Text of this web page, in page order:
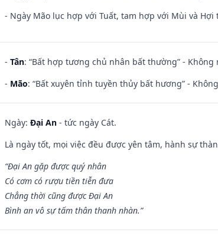
- Ngày Mão lục hợp với Tuất, tam hợp với Mùi và
- Tân: “Bất hợp tương chủ nhân bất thường” -
- Mão: “Bất xuyên tỉnh tuyền thủy bất hương” -
Ngày: Đại An - tức ngày Cát.
Là ngày tốt, mọi việc đều được yên tâm, hành sự
“Đại An gặp được quý nhân
Có cơm có rượu tiền tiễn đưa
Chẳng thời cũng được Đại An
Bình an vô sự tấm thân thanh nhàn.”